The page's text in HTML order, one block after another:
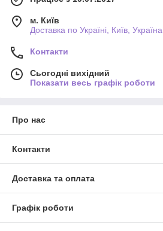
м. Київ
Доставка по Україні, Київ, Україна
Контакти
Сьогодні вихідний
Показати весь графік роботи
Про нас
Контакти
Доставка та оплата
Графік роботи